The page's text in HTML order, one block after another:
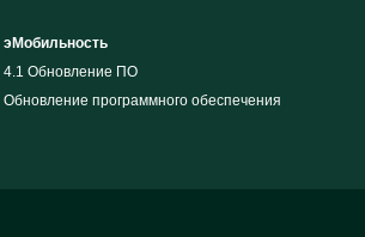
эМобильность
4.1 Обновление ПО
Обновление программного обеспечения